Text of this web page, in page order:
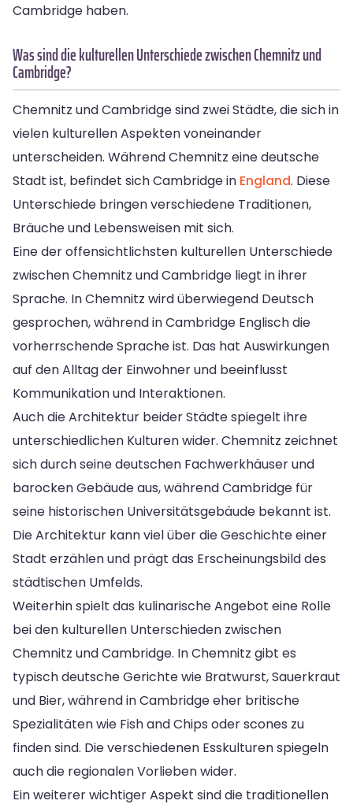
Cambridge haben.
Was sind die kulturellen Unterschiede zwischen Chemnitz und
Cambridge?
Chemnitz und Cambridge sind zwei Städte, die sich in
vielen kulturellen Aspekten voneinander
unterscheiden. Während Chemnitz eine deutsche
Stadt ist, befindet sich Cambridge in England. Diese
Unterschiede bringen verschiedene Traditionen,
Bräuche und Lebensweisen mit sich.
Eine der offensichtlichsten kulturellen Unterschiede
zwischen Chemnitz und Cambridge liegt in ihrer
Sprache. In Chemnitz wird überwiegend Deutsch
gesprochen, während in Cambridge Englisch die
vorherrschende Sprache ist. Das hat Auswirkungen
auf den Alltag der Einwohner und beeinflusst
Kommunikation und Interaktionen.
Auch die Architektur beider Städte spiegelt ihre
unterschiedlichen Kulturen wider. Chemnitz zeichnet
sich durch seine deutschen Fachwerkhäuser und
barocken Gebäude aus, während Cambridge für
seine historischen Universitätsgebäude bekannt ist.
Die Architektur kann viel über die Geschichte einer
Stadt erzählen und prägt das Erscheinungsbild des
städtischen Umfelds.
Weiterhin spielt das kulinarische Angebot eine Rolle
bei den kulturellen Unterschieden zwischen
Chemnitz und Cambridge. In Chemnitz gibt es
typisch deutsche Gerichte wie Bratwurst, Sauerkraut
und Bier, während in Cambridge eher britische
Spezialitäten wie Fish and Chips oder scones zu
finden sind. Die verschiedenen Esskulturen spiegeln
auch die regionalen Vorlieben wider.
Ein weiterer wichtiger Aspekt sind die traditionellen